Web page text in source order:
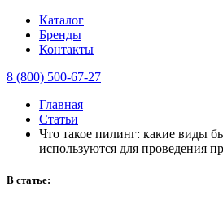
Каталог
Бренды
Контакты
8 (800) 500-67-27
Главная
Статьи
Что такое пилинг: какие виды
используются для проведения
В статье: